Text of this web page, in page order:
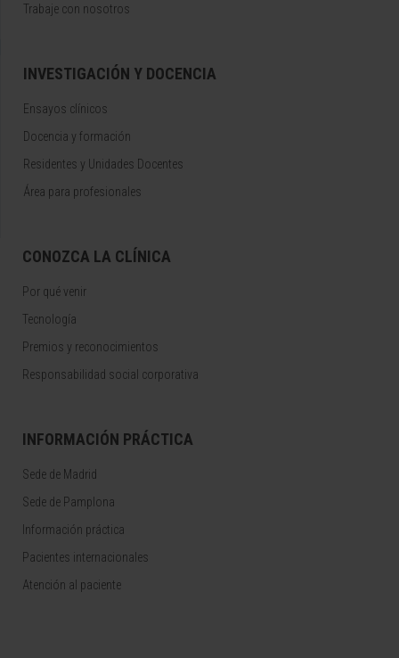
Trabaje con nosotros
INVESTIGACIÓN Y DOCENCIA
Ensayos clínicos
Docencia y formación
Residentes y Unidades Docentes
Área para profesionales
CONOZCA LA CLÍNICA
Por qué venir
Tecnología
Premios y reconocimientos
Responsabilidad social corporativa
INFORMACIÓN PRÁCTICA
Sede de Madrid
Sede de Pamplona
Información práctica
Pacientes internacionales
Atención al paciente